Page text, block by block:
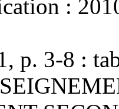
:
p. 3-8 :